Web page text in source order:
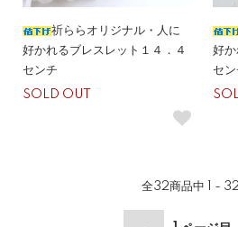
祈ららオリジナル・人に
好かれるブレスレット１４．４
センチ
SOLD OUT
好
セン
全32商品中 1 -